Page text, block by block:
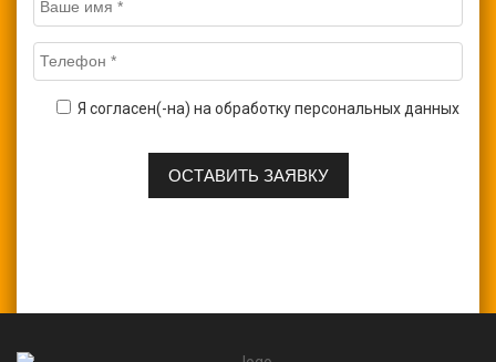
Я согласен(-на) на обработку персональных данных